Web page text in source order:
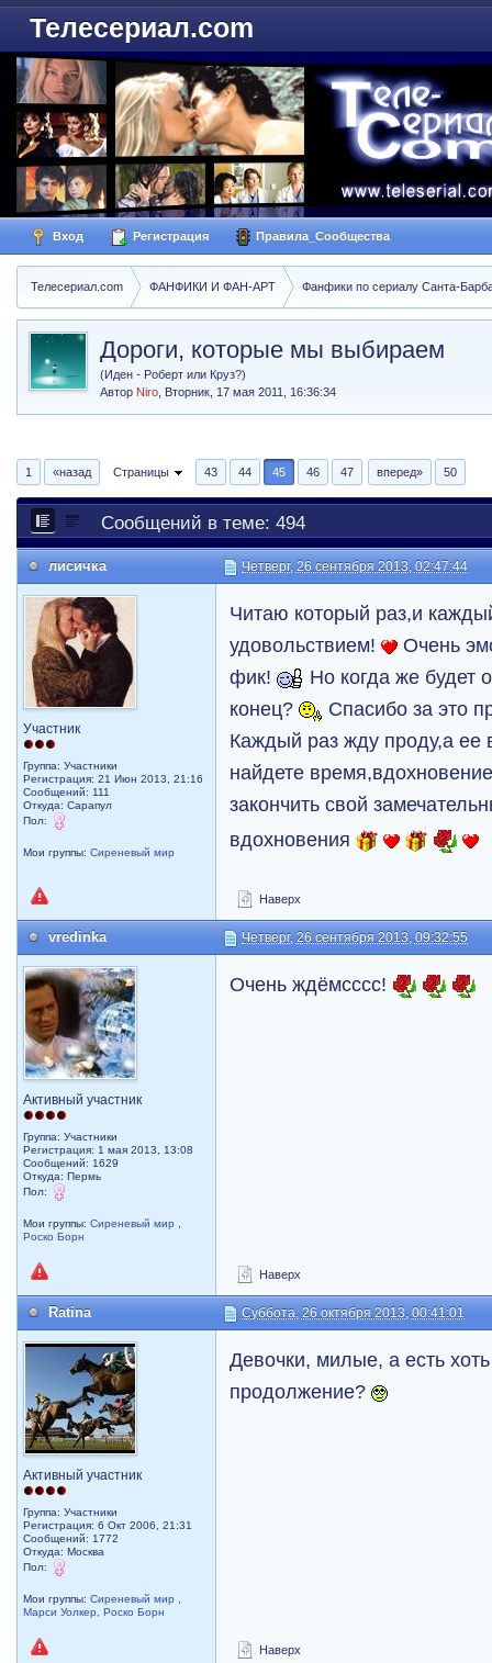
Телесериал.com
Вход Регистрация Правила_Сообщества
Телесериал.com ФАНФИКИ И ФАН-АРТ Фанфики по сериалу Санта-
Дороги, которые мы выбираем
(Иден - Роберт или Круз?)
Автор Niro Вторник, 17 мая 2011, 16:36:34
1 «назад Страницы 43 44 45 46 47 вперед» 50
Сообщений в теме: 494
лисичка Четверг, 26 сентября 2013, 02:47:44
Участник
Группа: Участники
Регистрация: 21 Июн 2013, 21:16
Сообщений: 111
Откуда: Сарапул
Пол:
Мои группы:Сиреневый мир
Читаю который раз,и
удовольствием!
Очень
фик!
Но когда же будет
конец?
Спасибо за это
Каждый раз жду проду,а ее
найдете
закончить свой
вдохновения
Наверх
vredinka Четверг, 26 сентября 2013, 09:32:55
Активный участник
Группа: Участники
Регистрация: 1 мая 2013, 13:08
Сообщений: 1629
Откуда: Пермь
Пол:
Мои группы:Сиреневый мир
Роско Борн
Очень ждёмсссс!
Наверх
Ratina Суббота, 26 октября 2013, 00:41:01
Активный участник
Группа: Участники
Регистрация: 6 Окт 2006, 21:31
Сообщений: 1772
Откуда: Москва
Пол:
Мои группы:Сиреневый мир
Марси Уолкер
,Роско Борн
Девочки, милые, а есть
продолжение?
Наверх